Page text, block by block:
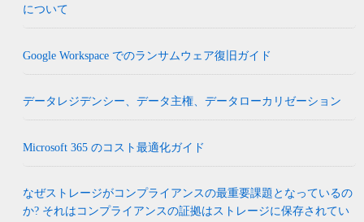
について
Google Workspace でのランサムウェア復旧ガイド
データレジデンシー、データ主権、データローカリゼーション
Microsoft 365 のコスト最適化ガイド
なぜストレージがコンプライアンスの最重要課題となっているの
か? それはコンプライアンスの証拠はストレージに保存されてい